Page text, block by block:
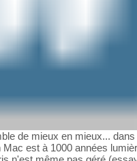
de mieux en mieux...
est à 1000 années